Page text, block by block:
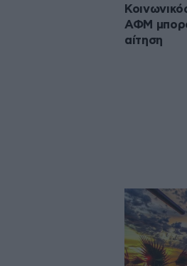
ΑΦΜ
αίτηση